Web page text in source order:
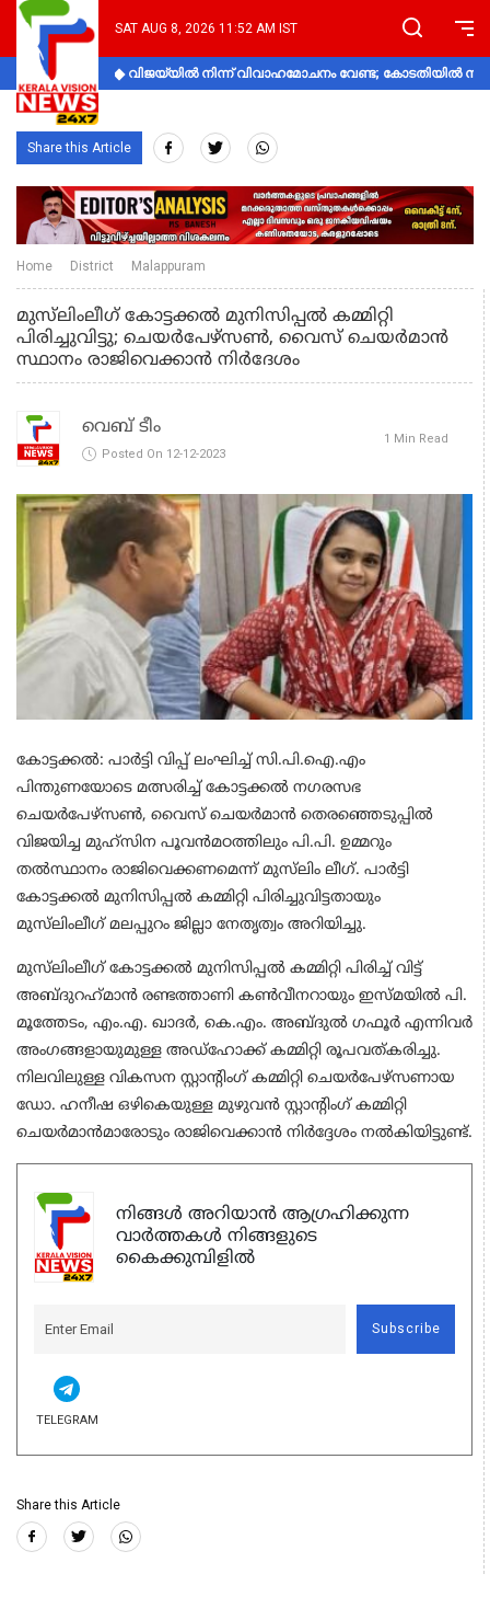
SAT AUG 8, 2026 11:52 AM IST
വിജയ്‌യിൽ നിന്ന് വിവാഹമോചനം വേണ്ട; കോടതിയിൽ
Share this Article
Home District Malappuram
മുസ്‌ലിംലീഗ് കോട്ടക്കല്‍ മുനിസിപ്പല്‍ കമ്മിറ്റി
പിരിച്ചുവിട്ടു; ചെയര്‍പേഴ്‌സണ്‍, വൈസ് ചെയര്‍മാന്‍
സ്ഥാനം രാജിവെക്കാൻ നിർദേശം
വെബ് ടീം
Posted On 12-12-2023
1 Min Read
കോട്ടക്കല്‍: പാര്‍ട്ടി വിപ്പ്‌ ലംഘിച്ച് സി.പി.ഐ.എം
പിന്തുണയോടെ മത്സരിച്ച് കോട്ടക്കൽ നഗരസഭ
ചെയര്‍പേഴ്‌സണ്‍, വൈസ് ചെയര്‍മാന്‍ തെരഞ്ഞെടുപ്പില്‍
വിജയിച്ച മുഹ്‌സിന പൂവന്‍മഠത്തിലും പി.പി. ഉമ്മറും
തല്‍സ്ഥാനം രാജിവെക്കണമെന്ന് മുസ്‍ലിം ലീഗ്. പാർട്ടി
കോട്ടക്കല്‍ മുനിസിപ്പല്‍ കമ്മിറ്റി പിരിച്ചുവിട്ടതായും
മുസ്‌ലിംലീഗ് മലപ്പുറം ജില്ലാ​ നേതൃത്വം അറിയിച്ചു.
മുസ്‌ലിംലീഗ് കോട്ടക്കല്‍ മുനിസിപ്പല്‍ കമ്മിറ്റി പിരിച്ച് വിട്ട്
അബ്ദുറഹ്‌മാന്‍ രണ്ടത്താണി കണ്‍വീനറായും ഇസ്മയില്‍ പി.
മൂത്തേടം, എം.എ. ഖാദര്‍, കെ.എം. അബ്ദുല്‍ ഗഫൂര്‍ എന്നിവര്‍
അംഗങ്ങളായുമുള്ള അഡ്‌ഹോക്ക് കമ്മിറ്റി രൂപവത്കരിച്ചു.
നിലവിലുള്ള വികസന സ്റ്റാന്റിംഗ് കമ്മിറ്റി ചെയര്‍പേഴ്‌സണായ
ഡോ. ഹനീഷ ഒഴികെയുള്ള മുഴുവന്‍ സ്റ്റാന്റിംഗ് കമ്മിറ്റി
ചെയര്‍മാന്‍മാരോടും രാജിവെക്കാൻ നിർദ്ദേശം നൽകിയിട്ടുണ്ട്.
നിങ്ങൾ അറിയാൻ ആഗ്രഹിക്കുന്ന
വാർത്തകൾ നിങ്ങളുടെ
കൈക്കുമ്പിളിൽ
Subscribe
TELEGRAM
Share this Article